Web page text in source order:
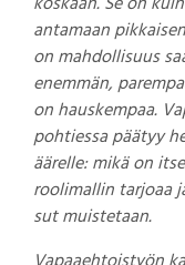
antamaan
on mahdollisuus
enemmän,
on hauskempaa.
pohtiessa päätyy
äärelle: mikä on
roolimallin tarjoaa
sut muistetaan.